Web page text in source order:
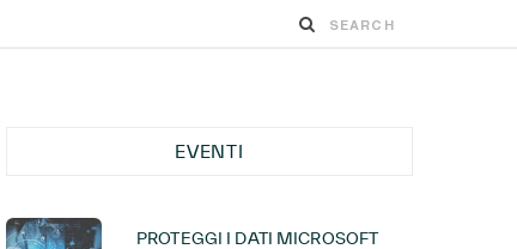
EVENTI
PROTEGGI I DATI MICROSOFT